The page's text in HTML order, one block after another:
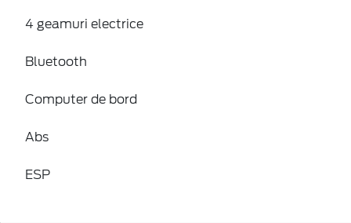
4 geamuri electrice
Bluetooth
Computer de bord
Abs
ESP